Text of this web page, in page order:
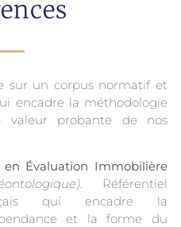
sur un corpus normatif et
encadre la méthodologie
valeur probante de nos
en Évaluation Immobilière
. Référentiel
qui encadre la
et la forme du